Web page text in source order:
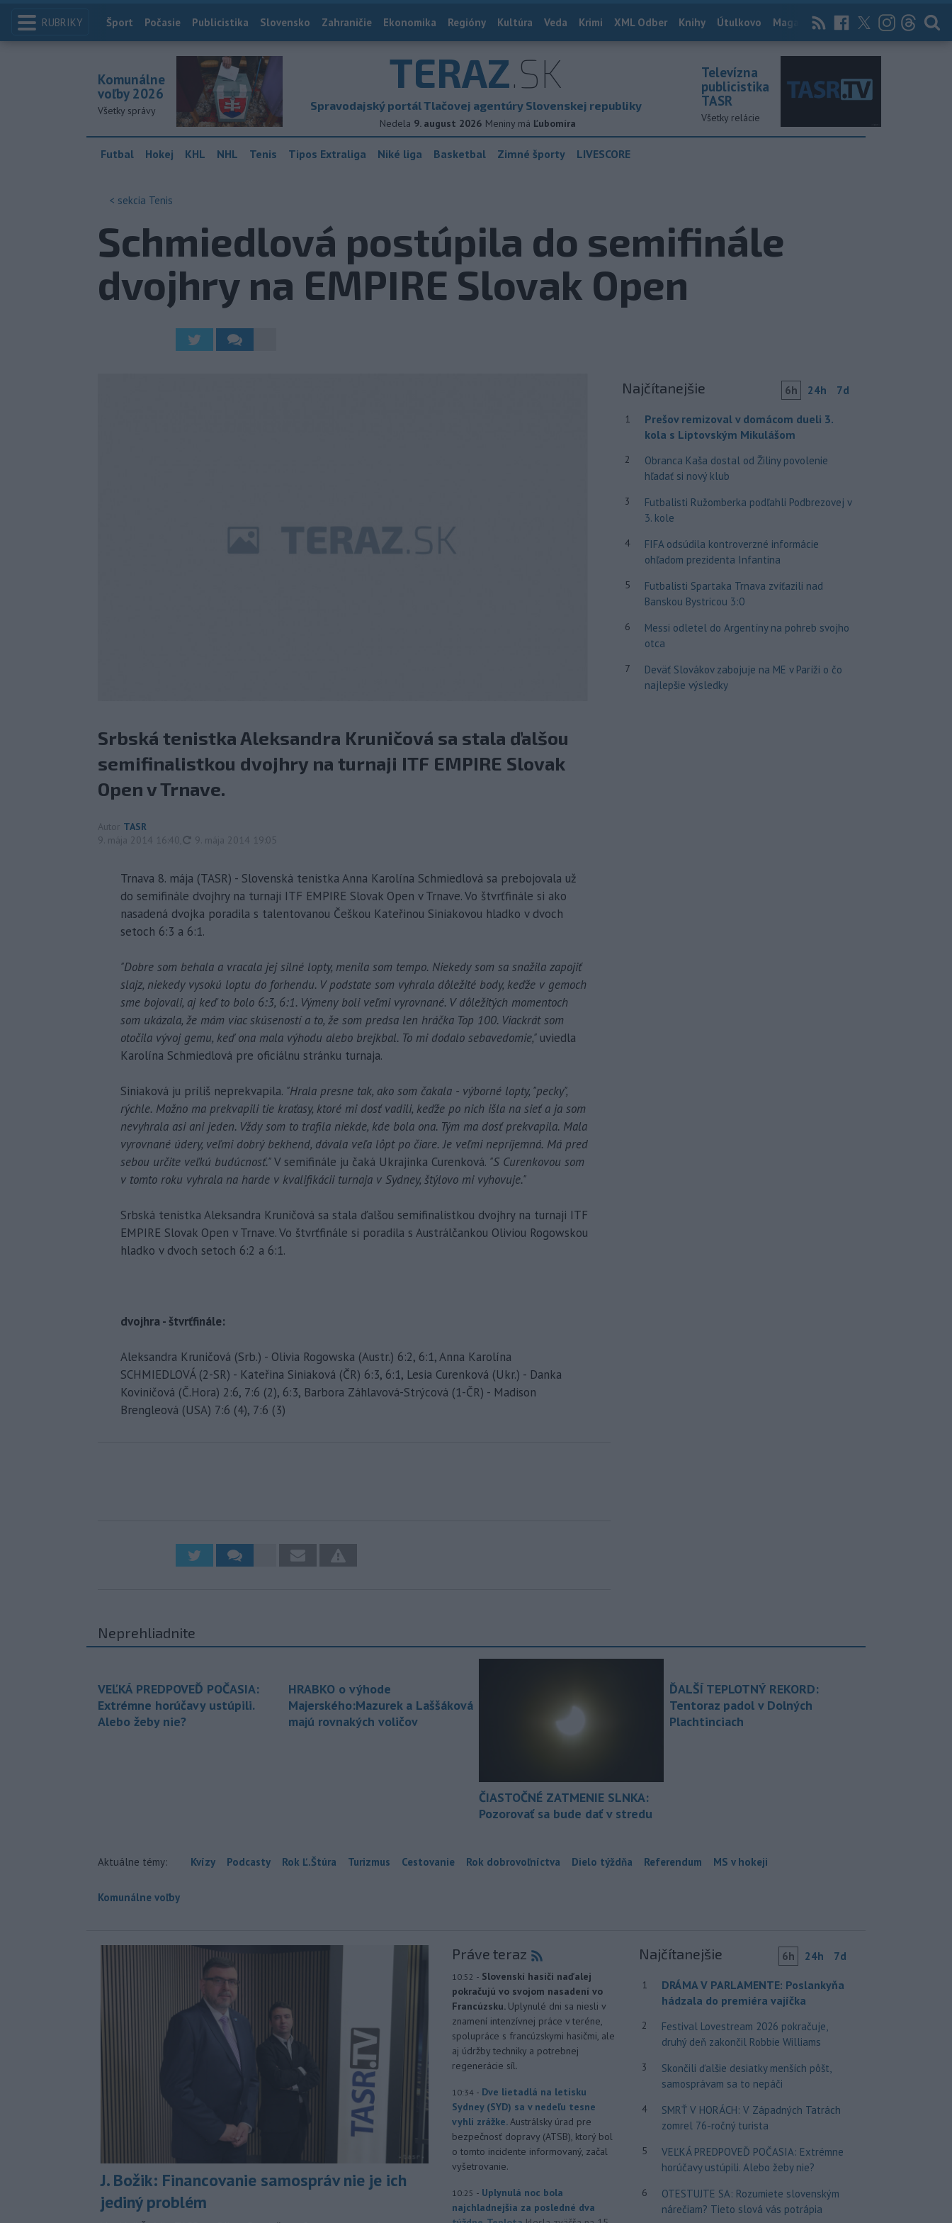
RUBRIKY Index
Šport Počasie Publicistika Slovensko Zahraničie Ekonomika Regióny Kultúra Veda Krimi XML Odber Knihy Útulkovo Magazín News Now Archív
TERAZ.SK
Spravodajský portál Tlačovej agentúry Slovenskej republiky
Nedela 9. august 2026 Meniny má Ľubomíra
Komunálne
voľby 2026
Všetky správy
Televízna
publicistika
TASR
Všetky relácie
Futbal Hokej KHL NHL Tenis Tipos Extraliga Niké liga Basketbal Zimné športy LIVESCORE
< sekcia Tenis
Schmiedlová postúpila do semifinále
dvojhry na EMPIRE Slovak Open
Srbská tenistka Aleksandra Kruničová sa stala ďalšou
semifinalistkou dvojhry na turnaji ITF EMPIRE Slovak
Open v Trnave.
Autor TASR
9. mája 2014 16:40
aktualizované
9. mája 2014 19:05
Trnava 8. mája (TASR) - Slovenská tenistka Anna Karolína Schmiedlová sa prebojovala už
do semifinále dvojhry na turnaji ITF EMPIRE Slovak Open v Trnave. Vo štvrťfinále si ako
nasadená dvojka poradila s talentovanou Češkou Kateřinou Siniakovou hladko v dvoch
setoch 6:3 a 6:1.
"Dobre som behala a vracala jej silné lopty, menila som tempo. Niekedy som sa snažila zapojiť
slajz, niekedy vysokú loptu do forhendu. V podstate som vyhrala dôležité body, keďže v gemoch
sme bojovali, aj keď to bolo 6:3, 6:1. Výmeny boli veľmi vyrovnané. V dôležitých momentoch
som ukázala, že mám viac skúseností a to, že som predsa len hráčka Top 100. Viackrát som
otočila vývoj gemu, keď ona mala výhodu alebo brejkbal. To mi dodalo sebavedomie," uviedla
Karolína Schmiedlová pre oficiálnu stránku turnaja.
Siniaková ju príliš neprekvapila. "Hrala presne tak, ako som čakala - výborné lopty, "pecky",
rýchle. Možno ma prekvapili tie kraťasy, ktoré mi dosť vadili, keďže po nich išla na sieť a ja som
nevyhrala asi ani jeden. Vždy som to trafila niekde, kde bola ona. Tým ma dosť prekvapila. Mala
vyrovnané údery, veľmi dobrý bekhend, dávala veľa lôpt po čiare. Je veľmi nepríjemná. Má pred
sebou určite veľkú budúcnosť."V semifinále ju čaká Ukrajinka Curenková. "S Curenkovou som
v tomto roku vyhrala na harde v kvalifikácii turnaja v Sydney, štýlovo mi vyhovuje."
Srbská tenistka Aleksandra Kruničová sa stala ďalšou semifinalistkou dvojhry na turnaji ITF
EMPIRE Slovak Open v Trnave. Vo štvrťfinále si poradila s Austrálčankou Oliviou Rogowskou
hladko v dvoch setoch 6:2 a 6:1.
dvojhra - štvrťfinále:
Aleksandra Kruničová (Srb.) - Olivia Rogowska (Austr.) 6:2, 6:1, Anna Karolína
SCHMIEDLOVÁ (2-SR) - Kateřina Siniaková (ČR) 6:3, 6:1, Lesia Curenková (Ukr.) - Danka
Koviničová (Č.Hora) 2:6, 7:6 (2), 6:3, Barbora Záhlavová-Strýcová (1-ČR) - Madison
Brengleová (USA) 7:6 (4), 7:6 (3)
Najčítanejšie 6h 24h 7d
1
Prešov remizoval v domácom dueli 3.
kola s Liptovským Mikulášom
2
Obranca Kaša dostal od Žiliny povolenie
hľadať si nový klub
3
Futbalisti Ružomberka podľahli Podbrezovej v
3. kole
4
FIFA odsúdila kontroverzné informácie
ohľadom prezidenta Infantina
5
Futbalisti Spartaka Trnava zvíťazili nad
Banskou Bystricou 3:0
6
Messi odletel do Argentíny na pohreb svojho
otca
7
Deväť Slovákov zabojuje na ME v Paríži o čo
najlepšie výsledky
Neprehliadnite
VEĽKÁ PREDPOVEĎ POČASIA:
Extrémne horúčavy ustúpili.
Alebo žeby nie?
HRABKO o výhode
Majerského:Mazurek a Laššáková
majú rovnakých voličov
ČIASTOČNÉ ZATMENIE SLNKA:
Pozorovať sa bude dať v stredu
ĎALŠÍ TEPLOTNÝ REKORD:
Tentoraz padol v Dolných
Plachtinciach
Aktuálne témy: Kvízy Podcasty Rok Ľ.Štúra Turizmus Cestovanie Rok dobrovoľníctva Dielo týždňa Referendum MS v hokeji
Komunálne voľby
J. Božik: Financovanie samospráv nie je ich
jediný problém
Práve teraz
10:52 - Slovenskí hasiči naďalej
pokračujú vo svojom nasadení vo
Francúzsku. Uplynulé dni sa niesli v
znamení intenzívnej práce v teréne,
spolupráce s francúzskymi hasičmi, ale
aj údržby techniky a potrebnej
regenerácie síl.
10:34 - Dve lietadlá na letisku
Sydney (SYD) sa v nedeľu tesne
vyhli zrážke.Austrálsky úrad pre
bezpečnosť dopravy (ATSB), ktorý bol
o tomto incidente informovaný, začal
vyšetrovanie.
10:25 - Uplynulá noc bola
najchladnejšia za posledné dva
Najčítanejšie 6h 24h 7d
1
DRÁMA V PARLAMENTE: Poslankyňa
hádzala do premiéra vajíčka
2
Festival Lovestream 2026 pokračuje,
druhý deň zakončil Robbie Williams
3
Skončili ďalšie desiatky menších pôšt,
samosprávam sa to nepáči
4
SMRŤ V HORÁCH: V Západných Tatrách
zomrel 76-ročný turista
5
VEĽKÁ PREDPOVEĎ POČASIA: Extrémne
horúčavy ustúpili. Alebo žeby nie?
6
OTESTUJTE SA: Rozumiete slovenským
nárečiam? Tieto slová vás potrápia